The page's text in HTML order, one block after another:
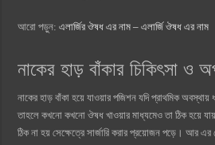
আরো পড়ুন:এলার্জির ঔষধ এর নাম – এলার্জি ঔষধ এর নাম
নাকের হাড় বাঁকার চিকিৎসা ও
নাকের হাড় বাঁকা হয়ে যাওয়ার পজিশন যদি প্রাথমিক
তাহলে কখনো কখনো ঔষধ খাওয়ার মাধ্যমেও তা ঠিক হয়ে
ঠিক না হয় সেক্ষেত্রে সার্জারি করার প্রয়োজন পড়ে। আর এর